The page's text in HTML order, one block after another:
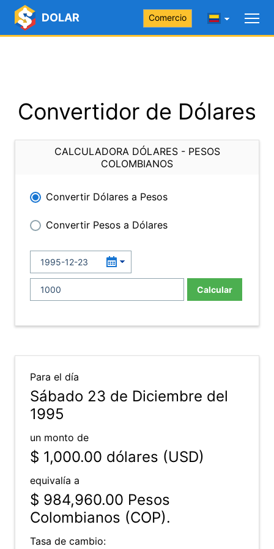
DOLAR Comercio
Convertidor de Dólares
CALCULADORA DÓLARES - PESOS
COLOMBIANOS
Convertir Dólares a Pesos
Convertir Pesos a Dólares
Calcular
Para el día
Sábado 23 de Diciembre del
1995
un monto de
$ 1,000.00 dólares (USD)
equivalía a
$ 984,960.00 Pesos
Colombianos (COP).
Tasa de cambio: